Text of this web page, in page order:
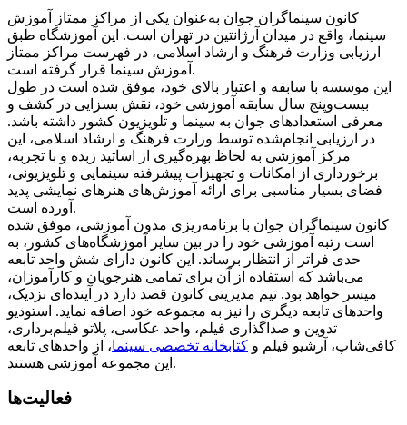
کانون سینماگران جوان به‌عنوان یکی از مراکز ممتاز آموزش
سینما، واقع در میدان آرژانتین در تهران است. این آموزشگاه طبق
ارزیابی وزارت فرهنگ و ارشاد اسلامی، در فهرست مراکز ممتاز
آموزش سینما قرار گرفته است.
این موسسه با سابقه و اعتبار بالای خود، موفق شده است در طول
بیست‌وپنج سال سابقه آموزشی خود، نقش بسزایی در کشف و
معرفی استعدادهای جوان به سینما و تلویزیون کشور داشته باشد.
در ارزیابی انجام‌شده توسط وزارت فرهنگ و ارشاد اسلامی، این
مرکز آموزشی به لحاظ بهره‌گیری از اساتید زبده و با تجربه،
برخورداری از امکانات و تجهیزات پیشرفته سینمایی و تلویزیونی،
فضای بسیار مناسبی برای ارائه آموزش‌های هنرهای نمایشی پدید
آورده است.
کانون سینماگران جوان با برنامه‌ریزی مدون آموزشی، موفق شده
است رتبه آموزشی خود را در بین سایر آموزشگاه‌های کشور، به
حدی فراتر از انتظار برساند. این کانون دارای شش واحد تابعه
می‌باشد که استفاده از آن برای تمامی هنرجویان و کارآموزان،
میسر خواهد بود. تیم مدیریتی کانون قصد دارد در آینده‌ای نزدیک،
واحدهای تابعه دیگری را نیز به مجموعه خود اضافه نماید. استودیو
تدوین و صداگذاری فیلم، واحد عکاسی، پلاتو فیلم‌برداری،
کافی‌شاپ، آرشیو فیلم و کتابخانه تخصصی سینما، از واحدهای تابعه
این مجموعه آموزشی هستند.
فعالیت‌ها